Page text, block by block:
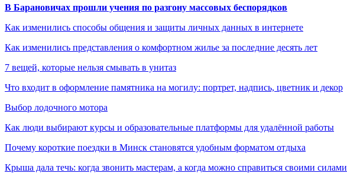
В Барановичах прошли учения по разгону массовых беспорядков
Как изменились способы общения и защиты личных данных в интернете
Как изменились представления о комфортном жилье за последние десять лет
7 вещей, которые нельзя смывать в унитаз
Что входит в оформление памятника на могилу: портрет, надпись, цветник и декор
Выбор лодочного мотора
Как люди выбирают курсы и образовательные платформы для удалённой работы
Почему короткие поездки в Минск становятся удобным форматом отдыха
Крыша дала течь: когда звонить мастерам, а когда можно справиться своими силами